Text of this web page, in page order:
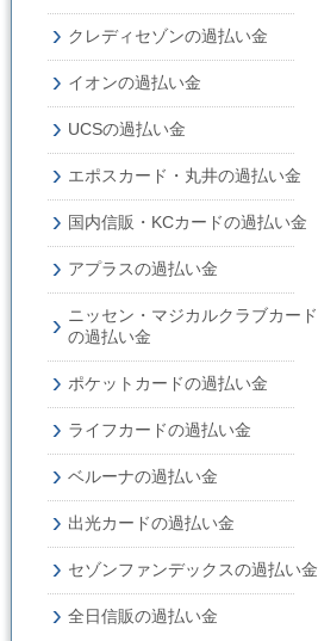
クレディセゾンの過払い金
イオンの過払い金
UCSの過払い金
エポスカード・丸井の過払い金
国内信販・KCカードの過払い金
アプラスの過払い金
ニッセン・マジカルクラブカード
の過払い金
ポケットカードの過払い金
ライフカードの過払い金
ベルーナの過払い金
出光カードの過払い金
セゾンファンデックスの過払い金
全日信販の過払い金